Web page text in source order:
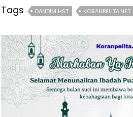
Tags DANDIM HST KORANPELITA.NET